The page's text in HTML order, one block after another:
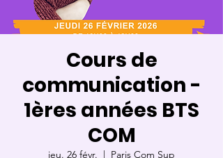
Cours de
communication -
1ères années BTS
COM
jeu. 26 févr.
  |
Paris Com Sup